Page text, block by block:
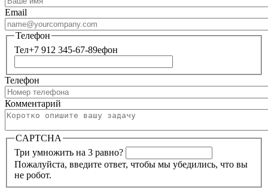
Email
Телефон
Тел+7 912 345-67-89ефон
Телефон
Комментарий
CAPTCHA
Три умножить на 3 равно?
Пожалуйста, введите ответ, чтобы мы убедились, что вы
не робот.